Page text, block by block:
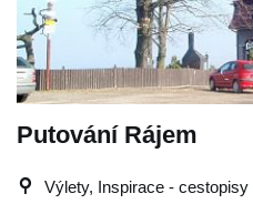
Putování Rájem
Výlety, Inspirace - cestopisy